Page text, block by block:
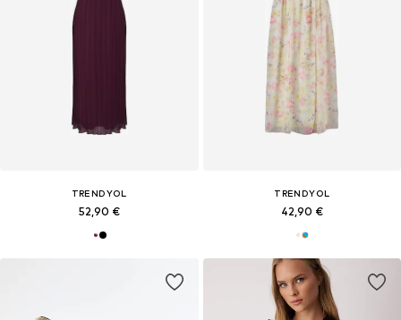
TRENDYOL
52,90 €
TRENDYOL
42,90 €